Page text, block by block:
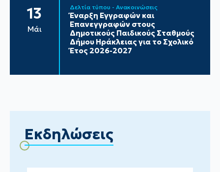
13
Μάι
Δελτία τύπου - Ανακοινώσεις
Έναρξη Εγγραφών και
Επανεγγραφών στους
Δημοτικούς Παιδικούς Σταθμούς
Δήμου Ηράκλειας για το Σχολικό
Έτος 2026-2027
Εκδηλώσεις